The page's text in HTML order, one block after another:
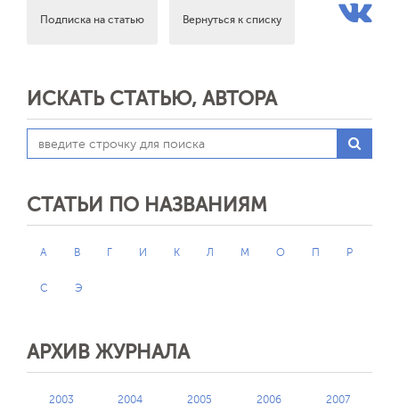
Подписка на статью Вернуться к списку
ИСКАТЬ СТАТЬЮ, АВТОРА
СТАТЬИ ПО НАЗВАНИЯМ
А В Г И К Л М О П Р
С Э
АРХИВ ЖУРНАЛА
2003 2004 2005 2006 2007